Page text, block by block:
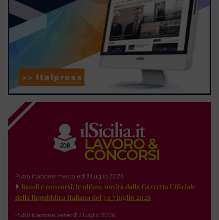
Pubblicazione: mercoledì 8 Luglio 2026
Bandi e concorsi: le ultime novità dalla Gazzetta Ufficiale
della Repubblica Italiana del 3 e 7 luglio 2026
Pubblicazione: venerdì 3 Luglio 2026